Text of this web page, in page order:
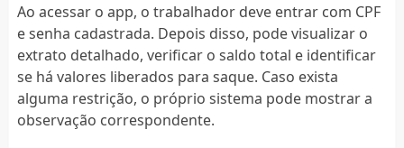
Ao acessar o app, o trabalhador deve entrar com CPF
e senha cadastrada. Depois disso, pode visualizar o
extrato detalhado, verificar o saldo total e identificar
se há valores liberados para saque. Caso exista
alguma restrição, o próprio sistema pode mostrar a
observação correspondente.